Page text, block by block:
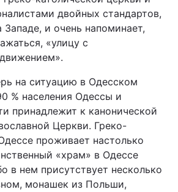
двойных стандартов,
и очень напоминает,
«улицу с
на ситуацию в Одесском
% населения Одессы и
принадлежит к канонической
Церкви. Греко-
проживает настолько
«храм» в Одессе
в нем присутствует несколько
монашек из Польши,